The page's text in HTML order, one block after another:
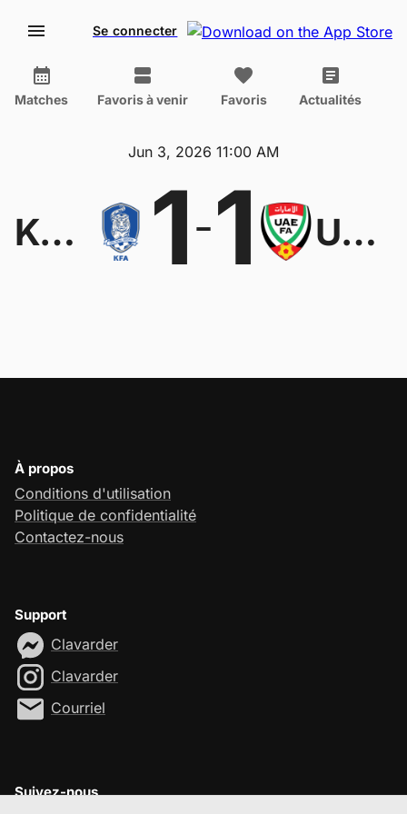
Se connecter
Matches Favoris à venir Favoris Actualités
Jun 3, 2026 11:00 AM
Korea Republic U23 1-1 UAE U23
À propos
Conditions d'utilisation
Politique de confidentialité
Contactez-nous
Support
Clavarder
Clavarder
Courriel
Suivez-nous